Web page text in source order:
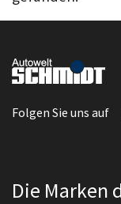
Folgen Sie uns auf
Die Marken